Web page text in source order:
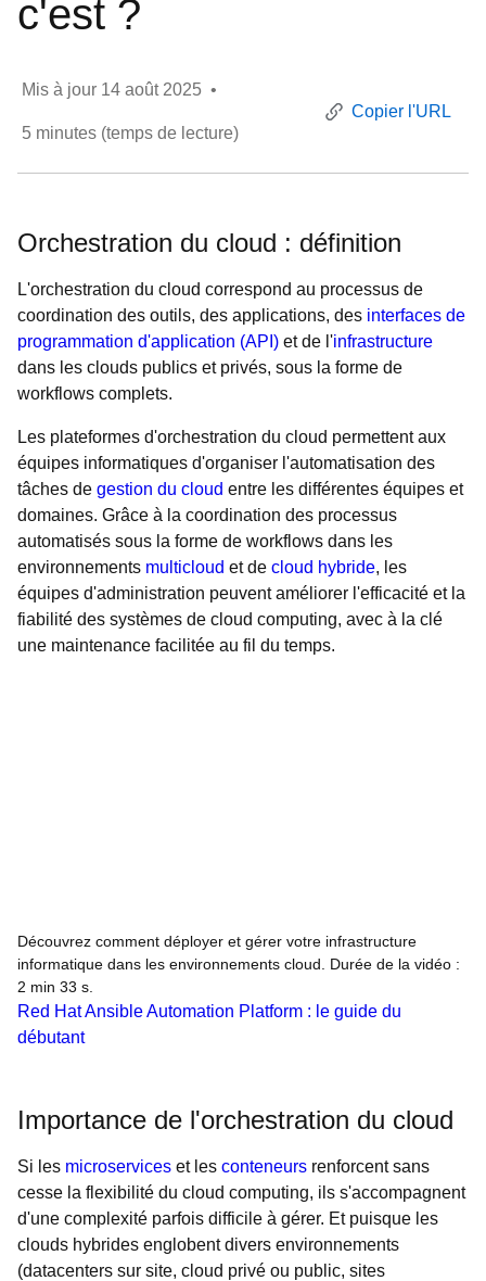
c'est ?
Mis à jour 14 août 2025 •
5 minutes (temps de lecture)
Copier l'URL
Orchestration du cloud : définition
L'orchestration du cloud correspond au processus de
coordination des outils, des applications, des interfaces de
programmation d'application (API) et de l'infrastructure
dans les clouds publics et privés, sous la forme de
workflows complets.
Les plateformes d'orchestration du cloud permettent aux
équipes informatiques d'organiser l'automatisation des
tâches de gestion du cloud entre les différentes équipes et
domaines. Grâce à la coordination des processus
automatisés sous la forme de workflows dans les
environnements multicloud et de cloud hybride, les
équipes d'administration peuvent améliorer l'efficacité et la
fiabilité des systèmes de cloud computing, avec à la clé
une maintenance facilitée au fil du temps.
Découvrez comment déployer et gérer votre infrastructure
informatique dans les environnements cloud. Durée de la vidéo :
2 min 33 s.
Red Hat Ansible Automation Platform : le guide du
débutant
Importance de l'orchestration du cloud
Si les microservices et les conteneurs renforcent sans
cesse la flexibilité du cloud computing, ils s'accompagnent
d'une complexité parfois difficile à gérer. Et puisque les
clouds hybrides englobent divers environnements
(datacenters sur site, cloud privé ou public, sites